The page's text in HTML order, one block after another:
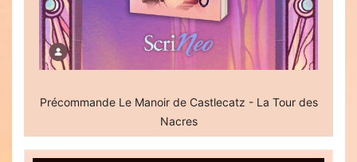
Précommande Le Manoir de Castlecatz - La Tour des
Nacres